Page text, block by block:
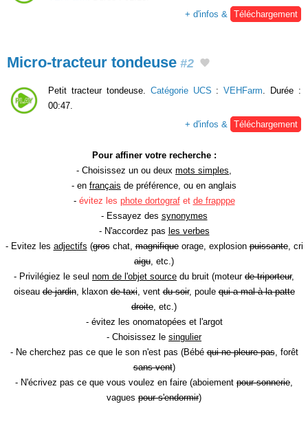
+ d'infos & Téléchargement
Micro-tracteur tondeuse #2
Petit tracteur tondeuse. Catégorie UCS :VEHFarm . Durée :
00:47.
+ d'infos &
Téléchargement
Pour affiner votre recherche :
- Choisissez un ou deux mots simples
- en français de préférence, ou en anglais
- évitez les phote dortografet de frapppe
- Essayez des synonymes
- N'accordez pas les verbes
- Evitez les adjectifs (groschat,magnifiqueorage, explosionpuissante, cri
aigu , etc.)
- Privilégiez le seul nom de l'objet source du bruit (moteur de triporteur,
oiseaude jardin, klaxonde taxi, ventdu soir, poulequi a mal à la patte
droite , etc.)
- évitez les onomatopées et l'argot
- Choisissez le singulier
- Ne cherchez pas ce que le son n'est pas (Bébéqui ne pleure pas, forêt
sans vent)
- N'écrivez pas ce que vous voulez en faire (aboiement pour sonnerie
vagues pour s'endormir)